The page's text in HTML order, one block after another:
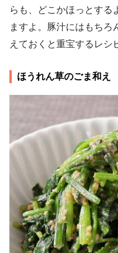
らも、どこかほっとする
ますよ。豚汁にはもちろ
えておくと重宝するレシ
ほうれん草のごま和え